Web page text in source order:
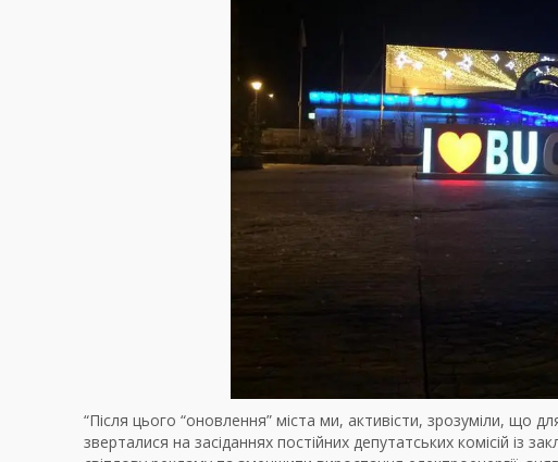
“Після цього “оновлення” міста ми, активісти, зрозуміли, що
зверталися на засіданнях постійних депутатських комісій із